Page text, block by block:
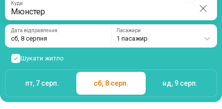
Куди
Дата відправлення
сб, 8 серпня
Пасажири
1 пасажир
Шукати житло
пт, 7 серп. сб, 8 серп. нд, 9 серп.